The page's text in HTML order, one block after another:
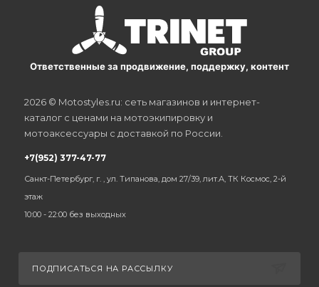
Ответственные за продвижение, поддержку, контент
2026 © Motostyles.ru: сеть магазинов и интернет-
каталог с ценами на мотоэкипировку и
мотоаксессуары с доставкой по России.
+7(952) 377-47-77
Санкт-Петербург, г. , ул. Типанова, дом 27/39, лит.А, ТК Космос, 2-й
этаж
10:00 - 22:00 без выходных
ПОДПИСАТЬСЯ НА РАССЫЛКУ